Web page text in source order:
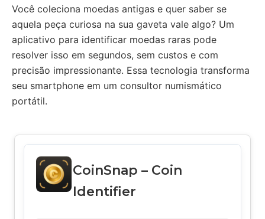
Você coleciona moedas antigas e quer saber se
aquela peça curiosa na sua gaveta vale algo? Um
aplicativo para identificar moedas raras pode
resolver isso em segundos, sem custos e com
precisão impressionante. Essa tecnologia transforma
seu smartphone em um consultor numismático
portátil.
CoinSnap – Coin
Identifier